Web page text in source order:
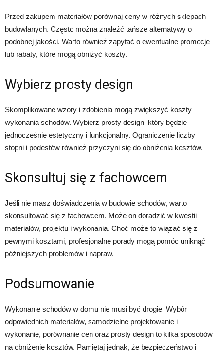
Przed zakupem materiałów porównaj ceny w różnych sklepach
budowlanych. Często można znaleźć tańsze alternatywy o
podobnej jakości. Warto również zapytać o ewentualne promocje
lub rabaty, które mogą obniżyć koszty.
Wybierz prosty design
Skomplikowane wzory i zdobienia mogą zwiększyć koszty
wykonania schodów. Wybierz prosty design, który będzie
jednocześnie estetyczny i funkcjonalny. Ograniczenie liczby
stopni i podestów również przyczyni się do obniżenia kosztów.
Skonsultuj się z fachowcem
Jeśli nie masz doświadczenia w budowie schodów, warto
skonsultować się z fachowcem. Może on doradzić w kwestii
materiałów, projektu i wykonania. Choć może to wiązać się z
pewnymi kosztami, profesjonalne porady mogą pomóc uniknąć
późniejszych problemów i napraw.
Podsumowanie
Wykonanie schodów w domu nie musi być drogie. Wybór
odpowiednich materiałów, samodzielne projektowanie i
wykonanie, porównanie cen oraz prosty design to kilka sposobów
na obniżenie kosztów. Pamiętaj jednak, że bezpieczeństwo i